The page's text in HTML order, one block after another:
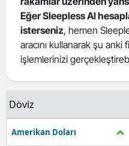
Eğer Sleepless AI
isterseniz, hemen
aracını kullanarak şu
işlemlerinizi
Döviz
Amerikan Doları